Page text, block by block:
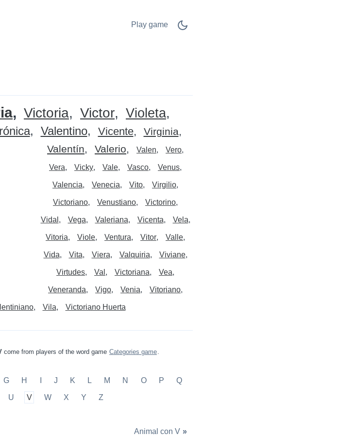
Play game
Victoria Victor Violeta
Valentino Vicente
Virginia
Valentín
Valerio Valen Vero
Vera Vicky Vale Vasco Venus
Valencia Venecia Vito Virgilio
Victoriano Venustiano Victorino
Vidal Vega Valeriana Vicenta Vela
Vitoria Viole Ventura Vitor Valle
Vida Vita Viera Valquiria Viviane
Virtudes Val Victoriana Vea
Veneranda Vigo Venia Vitoriano
Vila Victoriano Huerta
come from players of the word game Categories game.
G H J K L M N O P Q
U V W X Y Z
Animal con V »